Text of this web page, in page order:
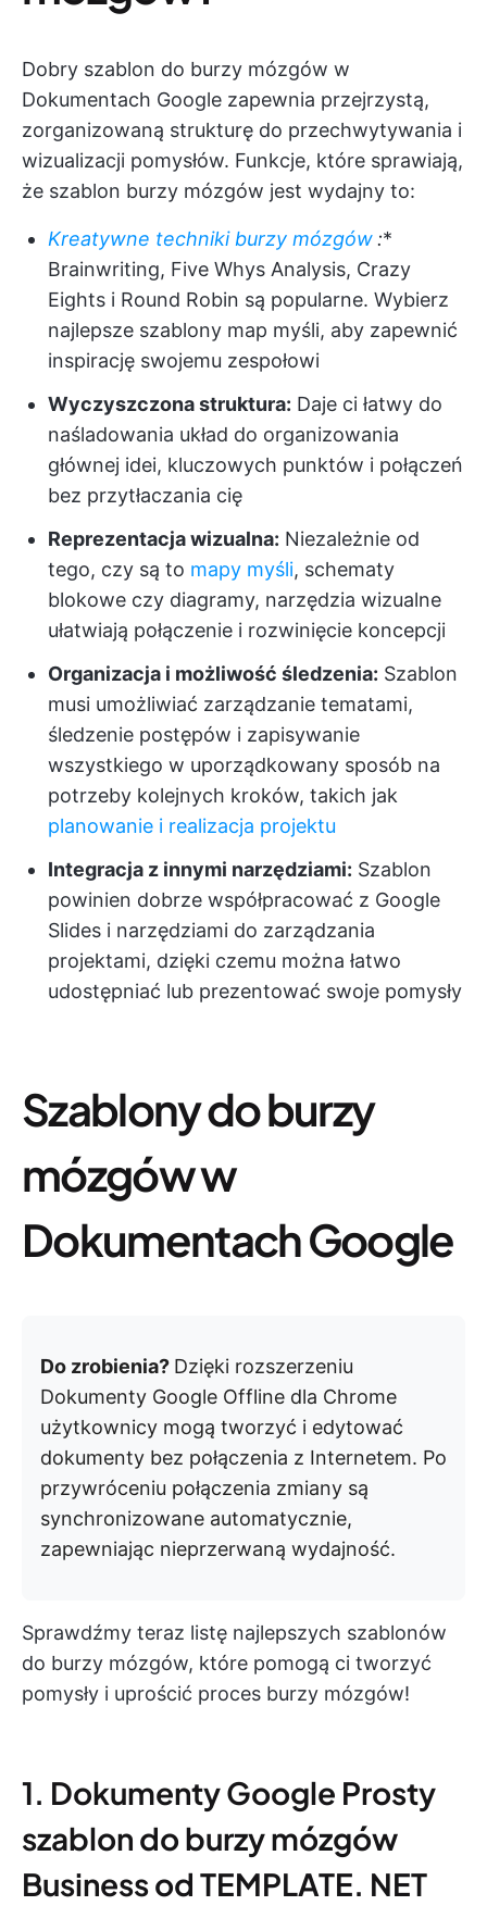
Dobry szablon do burzy mózgów w
Dokumentach Google zapewnia przejrzystą,
zorganizowaną strukturę do przechwytywania i
wizualizacji pomysłów. Funkcje, które sprawiają,
że szablon burzy mózgów jest wydajny to:
Kreatywne techniki burzy mózgów:*
Brainwriting, Five Whys Analysis, Crazy
Eights i Round Robin są popularne. Wybierz
najlepsze szablony map myśli, aby zapewnić
inspirację swojemu zespołowi
Wyczyszczona struktura: Daje ci łatwy do
naśladowania układ do organizowania
głównej idei, kluczowych punktów i połączeń
bez przytłaczania cię
Reprezentacja wizualna: Niezależnie od
tego, czy są to mapy myśli, schematy
blokowe czy diagramy, narzędzia wizualne
ułatwiają połączenie i rozwinięcie koncepcji
Organizacja i możliwość śledzenia: Szablon
musi umożliwiać zarządzanie tematami,
śledzenie postępów i zapisywanie
wszystkiego w uporządkowany sposób na
potrzeby kolejnych kroków, takich jak
planowanie i realizacja projektu
Integracja z innymi narzędziami: Szablon
powinien dobrze współpracować z Google
Slides i narzędziami do zarządzania
projektami, dzięki czemu można łatwo
udostępniać lub prezentować swoje pomysły
Szablony do burzy
mózgów w
Dokumentach Google
Do zrobienia? Dzięki rozszerzeniu
Dokumenty Google Offline dla Chrome
użytkownicy mogą tworzyć i edytować
dokumenty bez połączenia z Internetem. Po
przywróceniu połączenia zmiany są
synchronizowane automatycznie,
zapewniając nieprzerwaną wydajność.
Sprawdźmy teraz listę najlepszych szablonów
do burzy mózgów, które pomogą ci tworzyć
pomysły i uprościć proces burzy mózgów!
1. Dokumenty Google Prosty
szablon do burzy mózgów
Business od TEMPLATE. NET